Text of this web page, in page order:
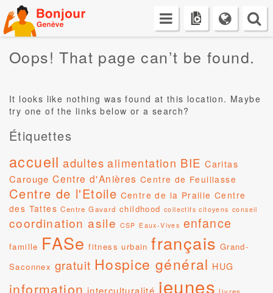
Skip
to
content
Oops! That page can’t be found.
It looks like nothing was found at this location. Maybe
try one of the links below or a search?
Étiquettes
accueil adultes alimentation BIE Caritas
Carouge Centre d'Anières Centre de Feuillasse
Centre de l'Etoile Centre de la Praille Centre
des Tattes Centre Gavard childhood collectifs citoyens conseil
coordination asile CSP Eaux-Vives enfance
famille FASe fitness urbain français Grand-
Saconnex gratuit Hospice général HUG
information interculturalité jeunes